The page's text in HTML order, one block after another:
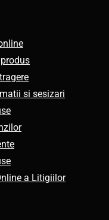
si sesizari
a Litigiilor